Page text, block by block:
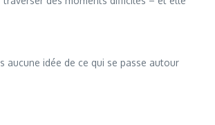
aucune idée de ce qui se passe autour